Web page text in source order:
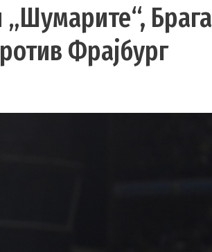
„Шумарите“, Брага
Фрајбург